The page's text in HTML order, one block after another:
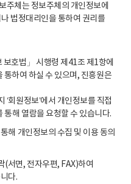
주체는 정보주체의 개인정보에
법정대리인을 통하여 권리를
호법」 시행령 제41조 제1항에
통하여 하실 수 있으며, 진흥원은
‘회원정보’에서 개인정보를 직접
통해 열람을 요청할 수 있습니다.
해 개인정보의 수집 및 이용 동의
(서면, 전자우편, FAX)하여
다.